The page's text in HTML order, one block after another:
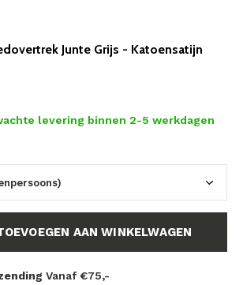
Junte Grijs - Katoensatijn
levering binnen 2-5 werkdagen
AAN WINKELWAGEN
Vanaf €75,-